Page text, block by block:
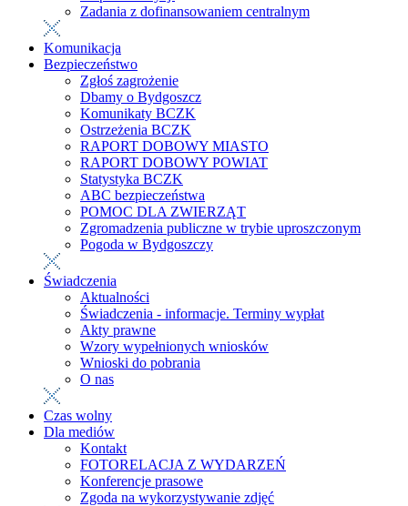
Zadania z dofinansowaniem centralnym
Komunikacja
Bezpieczeństwo
Zgłoś zagrożenie
Dbamy o Bydgoszcz
Komunikaty BCZK
Ostrzeżenia BCZK
RAPORT DOBOWY MIASTO
RAPORT DOBOWY POWIAT
Statystyka BCZK
ABC bezpieczeństwa
POMOC DLA ZWIERZĄT
Zgromadzenia publiczne w trybie uproszczonym
Pogoda w Bydgoszczy
Świadczenia
Aktualności
Świadczenia - informacje. Terminy wypłat
Akty prawne
Wzory wypełnionych wniosków
Wnioski do pobrania
O nas
Czas wolny
Dla mediów
Kontakt
FOTORELACJA Z WYDARZEŃ
Konferencje prasowe
Zgoda na wykorzystywanie zdjęć